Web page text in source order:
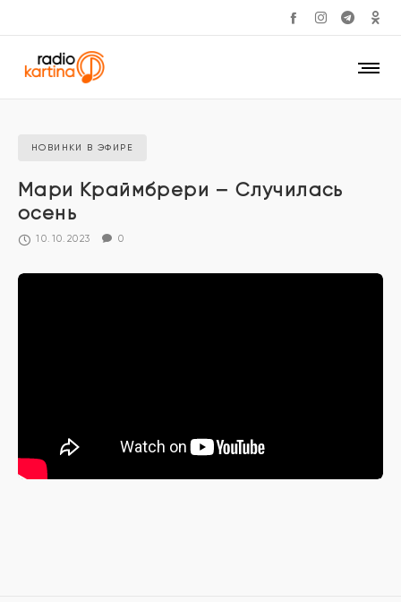
НОВИНКИ В ЭФИРЕ
Мари Краймбрери – Случилась
осень
10.10.2023 0